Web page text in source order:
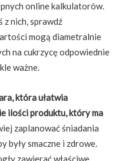
online kalkulatorów.
z nich, sprawdź
mogą diametralnie
na cukrzycę odpowiednie
ważne.
która ułatwia
ilości produktu, który ma
zaplanować śniadania
były smaczne i zdrowe.
zawierać właściwe